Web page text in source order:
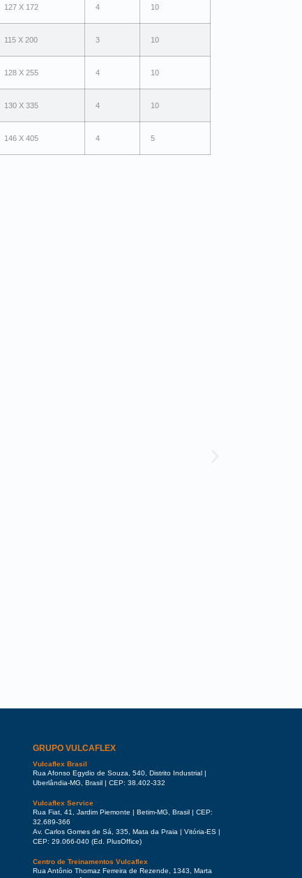
127 X 172 4 10
115 X 200 3 10
128 X 255 4 10
130 X 335 4 10
146 X 405 4 5
GRUPO VULCAFLEX
Vulcaflex Brasil
Rua Afonso Egydio de Souza, 540, Distrito Industrial |
Uberlândia-MG, Brasil | CEP: 38.402-332
Vulcaflex Service
Rua Fiat, 41, Jardim Piemonte | Betim-MG, Brasil | CEP:
32.689-366
Av. Carlos Gomes de Sá, 335, Mata da Praia | Vitória-ES |
CEP: 29.066-040 (Ed. PlusOffice)
Centro de Treinamentos Vulcaflex
Rua Antônio Thomaz Ferreira de Rezende, 1343, Marta